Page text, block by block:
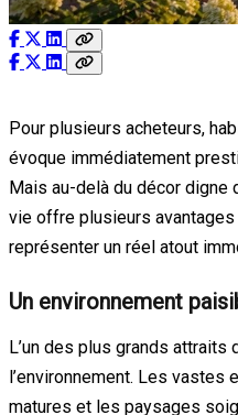
Pour plusieurs acheteurs,
évoque immédiatement
Mais au-delà du décor digne
vie offre plusieurs
représenter un réel atout
Un environnement
L’un des plus grands attraits
l’environnement. Les vastes
matures et les paysages